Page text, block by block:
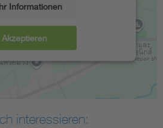
Informationen
Akzeptieren
interessieren: